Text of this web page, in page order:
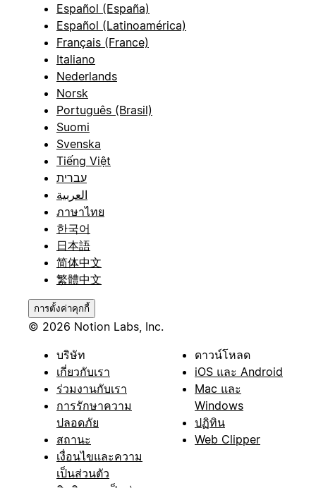
Español (España)
Español (Latinoamérica)
Français (France)
Italiano
Nederlands
Norsk
Português (Brasil)
Suomi
Svenska
Tiếng Việt
עברית
العربية
ภาษาไทย
한국어
日本語
简体中文
繁體中文
การตั้งค่าคุกกี้
© 2026 Notion Labs, Inc.
บริษัท
เกี่ยวกับเรา
ร่วมงานกับเรา
การรักษาความ
ปลอดภัย
สถานะ
เงื่อนไขและความ
เป็นส่วนตัว
ดาวน์โหลด
iOS และ Android
Mac และ
Windows
ปฏิทิน
Web Clipper